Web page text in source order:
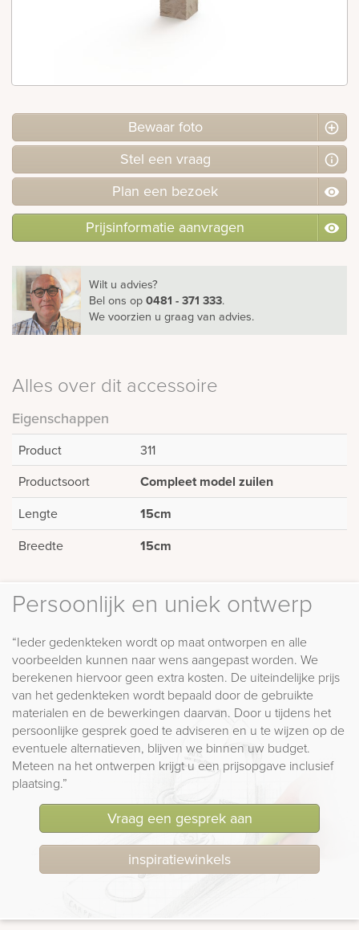
Bewaar foto
Stel een vraag
Plan een bezoek
Prijsinformatie aanvragen
Wilt u advies?
Bel ons op0481 - 371 333.
We voorzien u graag van advies.
Alles over dit accessoire
Eigenschappen
Product
311
Productsoort
Compleet model zuilen
Lengte 15cm
Breedte 15cm
Persoonlijk en uniek ontwerp
“Ieder gedenkteken wordt op maat ontworpen en alle
voorbeelden kunnen naar wens aangepast worden. We
berekenen hiervoor geen extra kosten. De uiteindelijke prijs
van het gedenkteken wordt bepaald door de gebruikte
materialen en de bewerkingen daarvan. Door u tijdens het
persoonlijke gesprek goed te adviseren en u te wijzen op de
eventuele alternatieven, blijven we binnen uw budget.
Meteen na het ontwerpen krijgt u een prijsopgave inclusief
plaatsing.”
Vraag een gesprek aan
inspiratiewinkels